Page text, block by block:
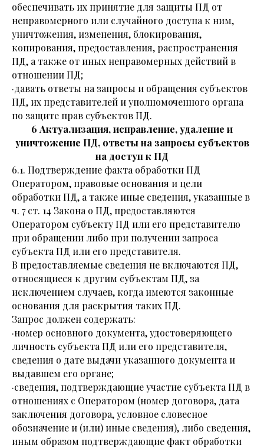
обеспечивать их принятие для защиты ПД от
неправомерного или случайного доступа к ним,
уничтожения, изменения, блокирования,
копирования, предоставления, распространения
ПД, а также от иных неправомерных действий в
отношении ПД;
·давать ответы на запросы и обращения субъектов
ПД, их представителей и уполномоченного органа
по защите прав субъектов ПД.
6 Актуализация, исправление, удаление и
уничтожение ПД, ответы на запросы субъектов
на доступ к ПД
6.1. Подтверждение факта обработки ПД
Оператором, правовые основания и цели
обработки ПД, а также иные сведения, указанные в
ч. 7 ст. 14 Закона о ПД, предоставляются
Оператором субъекту ПД или его представителю
при обращении либо при получении запроса
субъекта ПД или его представителя.
В предоставляемые сведения не включаются ПД,
относящиеся к другим субъектам ПД, за
исключением случаев, когда имеются законные
основания для раскрытия таких ПД.
Запрос должен содержать:
·номер основного документа, удостоверяющего
личность субъекта ПД или его представителя,
сведения о дате выдачи указанного документа и
выдавшем его органе;
·сведения, подтверждающие участие субъекта ПД в
отношениях с Оператором (номер договора, дата
заключения договора, условное словесное
обозначение и (или) иные сведения), либо сведения,
иным образом подтверждающие факт обработки